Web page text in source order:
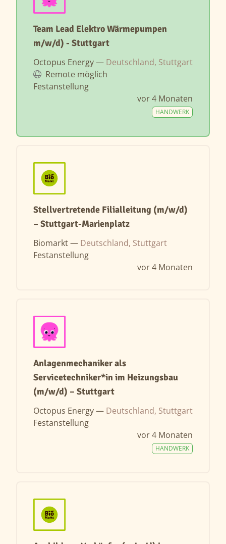
Team Lead Elektro Wärmepumpen
m/w/d) - Stuttgart
Octopus Energy — Deutschland, Stuttgart
Remote möglich
Festanstellung
vor 4 Monaten
HANDWERK
Stellvertretende Filialleitung (m/w/d)
– Stuttgart-Marienplatz
Biomarkt — Deutschland, Stuttgart
Festanstellung
vor 4 Monaten
Anlagenmechaniker als
Servicetechniker*in im Heizungsbau
(m/w/d) – Stuttgart
Octopus Energy — Deutschland, Stuttgart
Festanstellung
vor 4 Monaten
HANDWERK